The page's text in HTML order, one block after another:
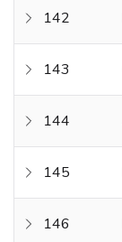
142
143
144
145
146